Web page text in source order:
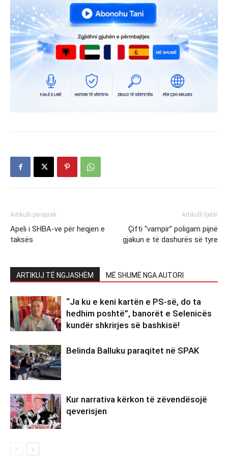
Artikulli paraprak
Apeli i SHBA-ve për heqjen e
taksës
Artikulli tjetër
Çifti “vampir” poligam pijnë
gjakun e të dashurës së tyre
ARTIKUJ TË NGJASHËM MË SHUMË NGA AUTORI
“Ja ku e keni kartën e PS-së, do ta
hedhim poshtë”, banorët e Selenicës
kundër shkrirjes së bashkisë!
Belinda Balluku paraqitet në SPAK
Kur narrativa kërkon të zëvendësojë
qeverisjen